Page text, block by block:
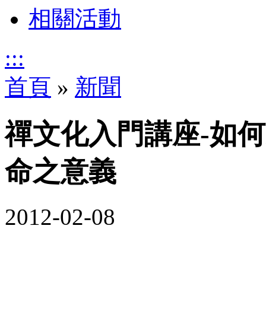
相關活動
:::
首頁 » 新聞
禪文化入門講座-如
命之意義
2012-02-08